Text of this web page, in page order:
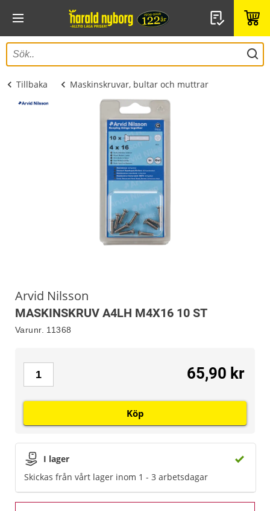
Tillbaka Maskinskruvar, bultar och muttrar
Arvid Nilsson
MASKINSKRUV A4LH M4X16 10 ST
Varunr. 11368
I lager
Skickas från vårt lager inom 1 - 3 arbetsdagar
65,90 kr
Köp